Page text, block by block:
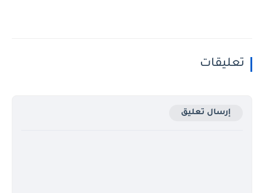
تعليقات
إرسال تعليق